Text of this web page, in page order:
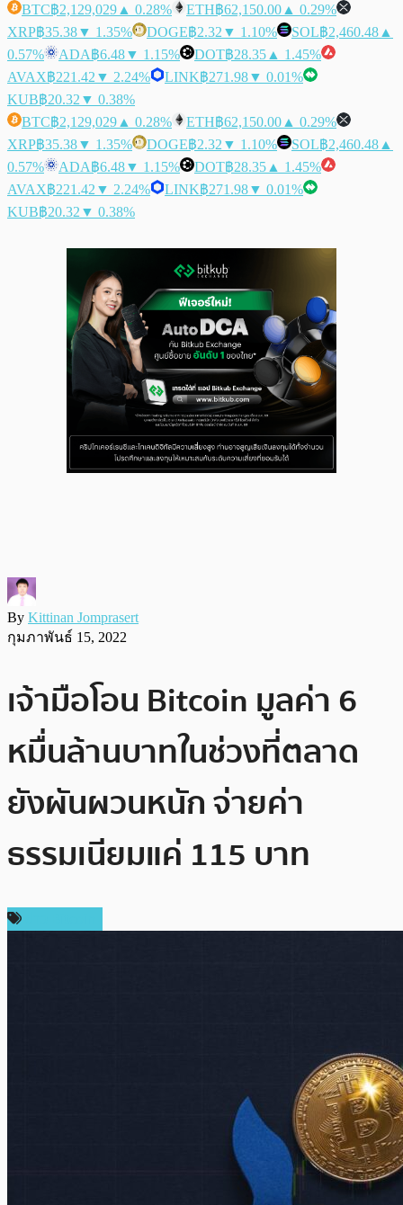
BTC฿2,129,029 ▲ 0.28% ETH฿62,150.00 ▲ 0.29%
XRP฿35.38▼ 1.35% DOGE฿2.32 ▼ 1.10% SOL฿2,460.48 ▲
0.57%
ADA฿6.48▼ 1.15% DOT฿28.35 ▲ 1.45%
AVAX฿221.42 ▼ 2.24% LINK฿271.98▼ 0.01%
KUB฿20.32 ▼ 0.38%
BTC฿2,129,029 ▲ 0.28% ETH฿62,150.00 ▲ 0.29%
XRP฿35.38▼ 1.35% DOGE฿2.32 ▼ 1.10% SOL฿2,460.48 ▲
0.57%
ADA฿6.48▼ 1.15% DOT฿28.35 ▲ 1.45%
AVAX฿221.42 ▼ 2.24% LINK฿271.98▼ 0.01%
KUB฿20.32 ▼ 0.38%
By Kittinan Jomprasert
กุมภาพันธ์ 15, 2022
เจ้ามือโอน Bitcoin มูลค่า 6
หมื่นล้านบาทในช่วงที่ตลาด
ยังผันผวนหนัก จ่ายค่า
ธรรมเนียมแค่ 115 บาท